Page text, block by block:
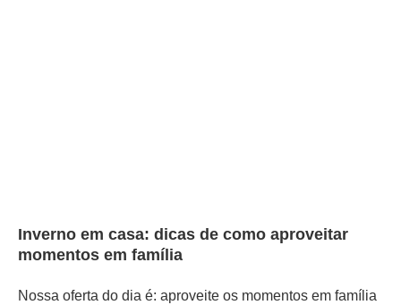
Inverno em casa: dicas de como aproveitar
momentos em família
Nossa oferta do dia é: aproveite os momentos em família